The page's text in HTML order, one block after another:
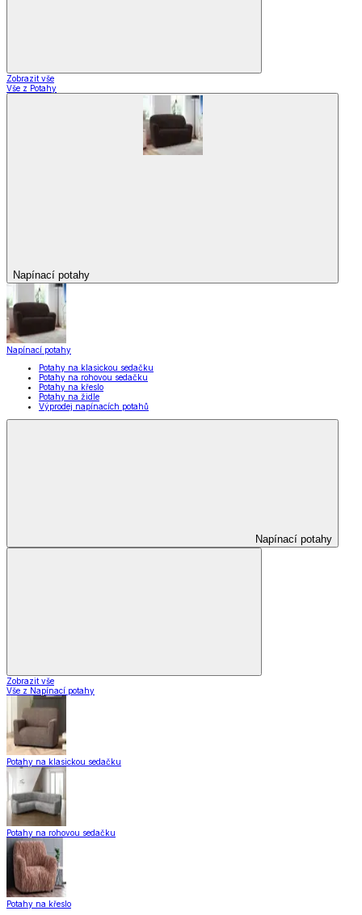
Zobrazit vše
Vše z Potahy
Napínací potahy
Napínací potahy
Potahy na klasickou sedačku
Potahy na rohovou sedačku
Potahy na křeslo
Potahy na židle
Výprodej napínacích potahů
Napínací potahy
Zobrazit vše
Vše z Napínací potahy
Potahy na klasickou sedačku
Potahy na rohovou sedačku
Potahy na křeslo